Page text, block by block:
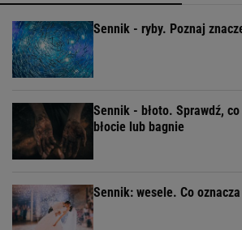
Sennik - ryby. Poznaj
Sennik - błoto. Sprawdź,
błocie lub bagnie
Sennik: wesele. Co